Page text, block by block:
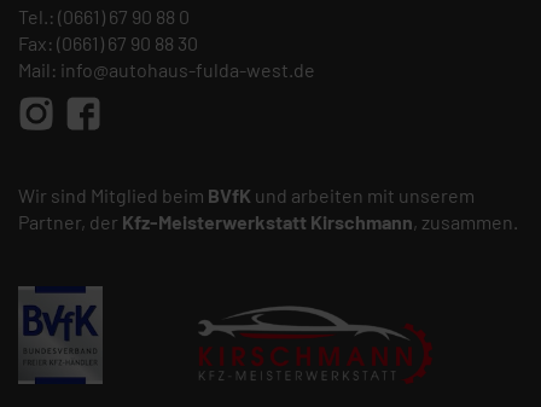
Tel.: (0661) 67 90 88 0
Fax: (0661) 67 90 88 30
Mail: info@autohaus-fulda-west.de
Wir sind Mitglied beim BVfK und arbeiten mit unserem
Partner, der Kfz-Meisterwerkstatt Kirschmann, zusammen.